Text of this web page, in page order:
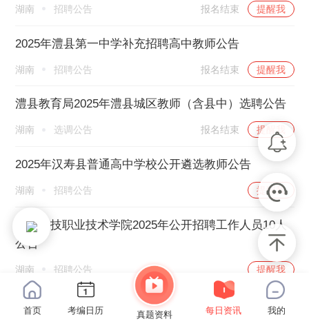
湖南 招聘公告 报名结束 提醒我
2025年澧县第一中学补充招聘高中教师公告
湖南 招聘公告 报名结束 提醒我
澧县教育局2025年澧县城区教师（含县中）选聘公告
湖南 选调公告 报名结束 提醒我
2025年汉寿县普通高中学校公开遴选教师公告
湖南 招聘公告 提醒我
常德科技职业技术学院2025年公开招聘工作人员10人
公告
湖南 招聘公告 提醒我
首页 考编日历 真题资料 每日资讯 我的